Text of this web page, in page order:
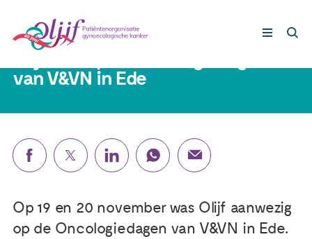
Lotgenoten
Leven met/na kanker
Steun ons
25 november 2024
van V&VN in Ede
Op 19 en 20 november was Olijf aanwezig
op de Oncologiedagen van V&VN in Ede.